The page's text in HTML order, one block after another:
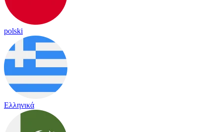
polski
Ελληνικά